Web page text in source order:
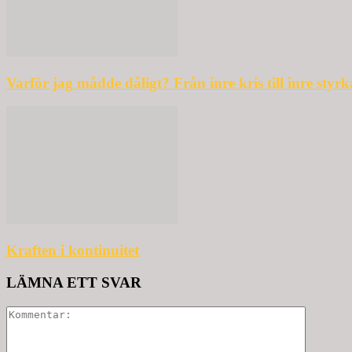
Varför jag mådde dåligt? Från inre kris till inre
Kraften i kontinuitet
LÄMNA ETT SVAR